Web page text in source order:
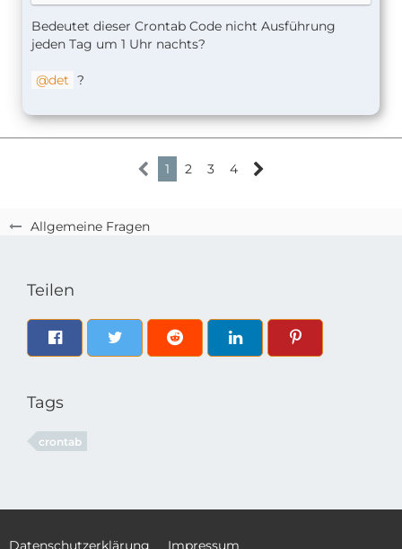
Allgemeine Fragen
Bedeutet dieser Crontab Code nicht Ausführung
jeden Tag um 1 Uhr nachts?
det ?
1 2 3 4
Teilen
Tags
crontab
Datenschutzerklärung Impressum